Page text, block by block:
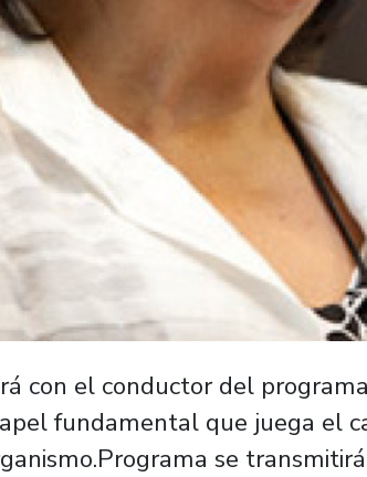
con el conductor del
fundamental que juega el
se